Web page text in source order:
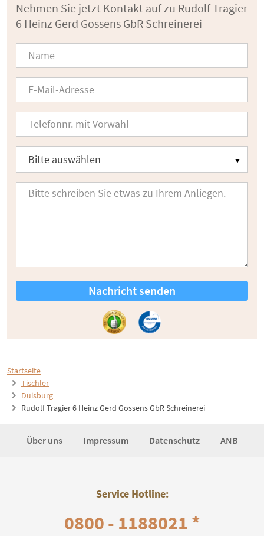
Startseite
Tischler
Duisburg
Rudolf Tragier 6 Heinz Gerd Gossens GbR Schreinerei
Nehmen Sie jetzt Kontakt auf zu Rudolf Tragier
6 Heinz Gerd Gossens GbR Schreinerei
Nachricht senden
Über uns Impressum Datenschutz ANB
Service Hotline:
0800 - 1188021 *